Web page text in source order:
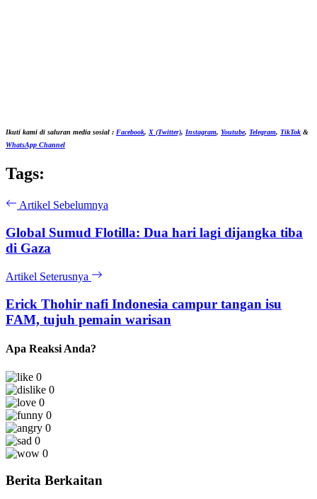
Ikuti kami di saluran media sosial : Facebook, X (Twitter), Instagram, Youtube, Telegram, TikTok &
WhatsApp Channel
Tags:
Artikel Sebelumnya
Global Sumud Flotilla: Dua hari lagi dijangka tiba
di Gaza
Artikel Seterusnya
Erick Thohir nafi Indonesia campur tangan isu
FAM, tujuh pemain warisan
Apa Reaksi Anda?
0
0
0
0
0
0
0
Berita Berkaitan